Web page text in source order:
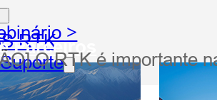
RTK
Parceiros
>
O RTK é importante